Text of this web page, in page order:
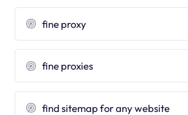
fine proxy
fine proxies
find sitemap for any website